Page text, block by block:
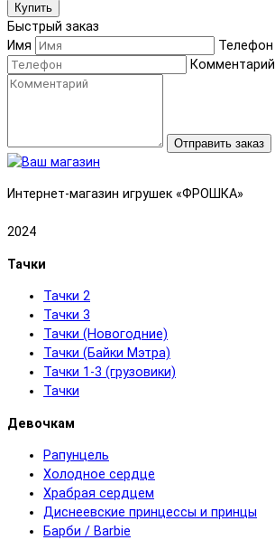
Купить
Быстрый заказ
Имя
Телефон
Комментарий
Отправить заказ
Интернет-магазин игрушек «ФРОШКА»
2024
Тачки
Тачки 2
Тачки 3
Тачки (Новогодние)
Тачки (Байки Мэтра)
Тачки 1-3 (грузовики)
Тачки
Девочкам
Рапунцель
Холодное сердце
Храбрая сердцем
Диснеевские принцессы и принцы
Барби / Barbie